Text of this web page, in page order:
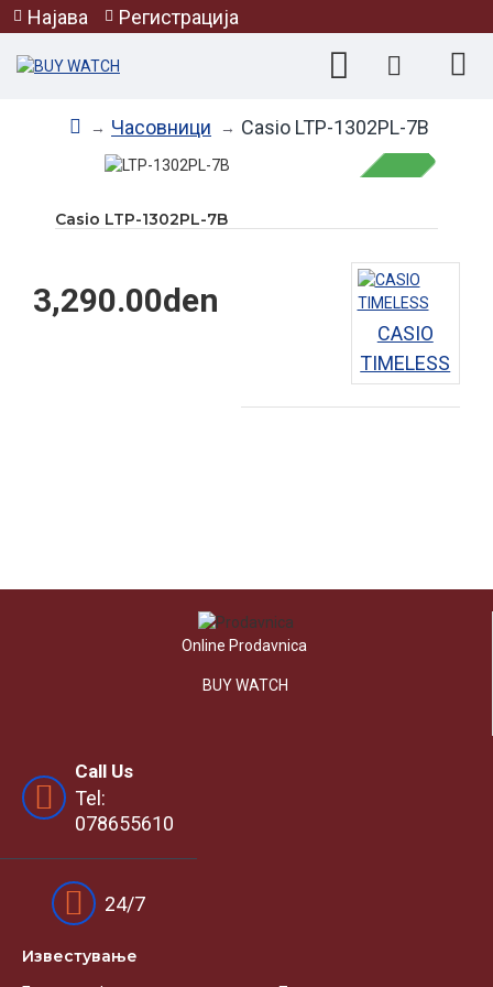
Најава Регистрација
Часовници Casio LTP-1302PL-7B
НЕМА НА ЗАЛИХА
Casio LTP-1302PL-7B
3,290.00den
CASIO
TIMELESS
Online Prodavnica
BUY WATCH
Call Us
Tel:
078655610
24/7
Известувањe